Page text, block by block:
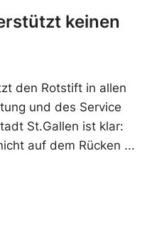
keinen
den Rotstift in allen
und des Service
St.Gallen ist klar:
auf dem Rücken